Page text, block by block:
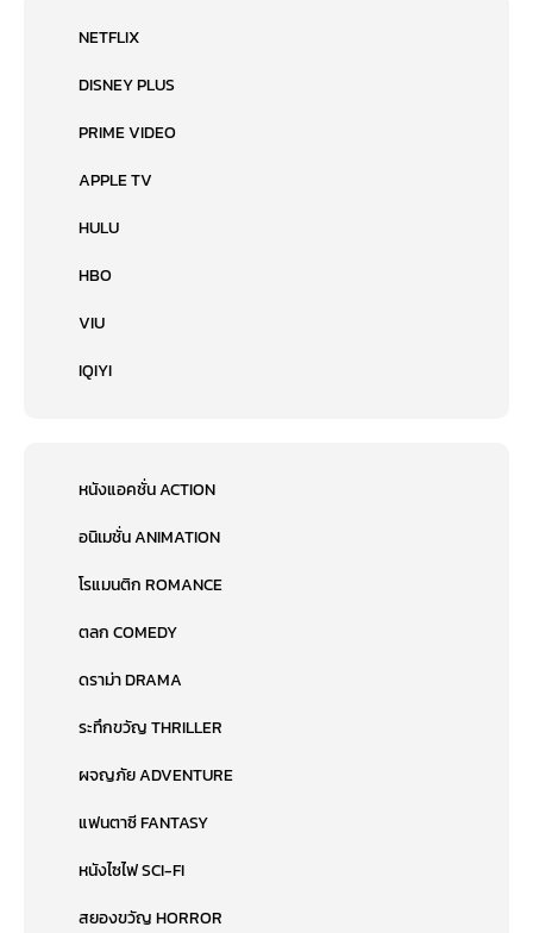
NETFLIX
DISNEY PLUS
PRIME VIDEO
APPLE TV
HULU
HBO
VIU
IQIYI
หนังแอคชั่น ACTION
อนิเมชั่น ANIMATION
โรแมนติก ROMANCE
ตลก COMEDY
ดราม่า DRAMA
ระทึกขวัญ THRILLER
ผจญภัย ADVENTURE
แฟนตาซี FANTASY
หนังไซไฟ SCI-FI
สยองขวัญ HORROR